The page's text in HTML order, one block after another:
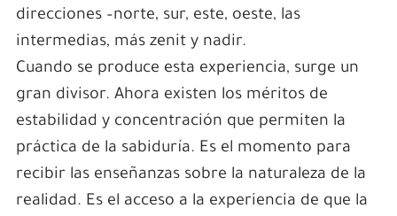
direcciones –norte, sur, este, oeste, las
intermedias, más zenit y nadir.
Cuando se produce esta experiencia, surge un
gran divisor. Ahora existen los méritos de
estabilidad y concentración que permiten la
práctica de la sabiduría. Es el momento para
recibir las enseñanzas sobre la naturaleza de la
realidad. Es el acceso a la experiencia de que la